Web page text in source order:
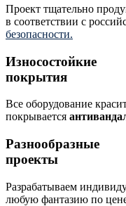
Проект тщательно
в соответствии с
безопасности.
Износостойкие
покрытия
Все оборудование
покрывается
Разнообразные
проекты
Разрабатываем
любую фантазию по